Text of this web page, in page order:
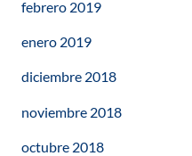
febrero 2019
enero 2019
diciembre 2018
noviembre 2018
octubre 2018